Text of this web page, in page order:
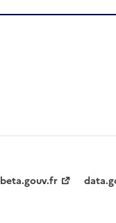
beta.gouv.fr